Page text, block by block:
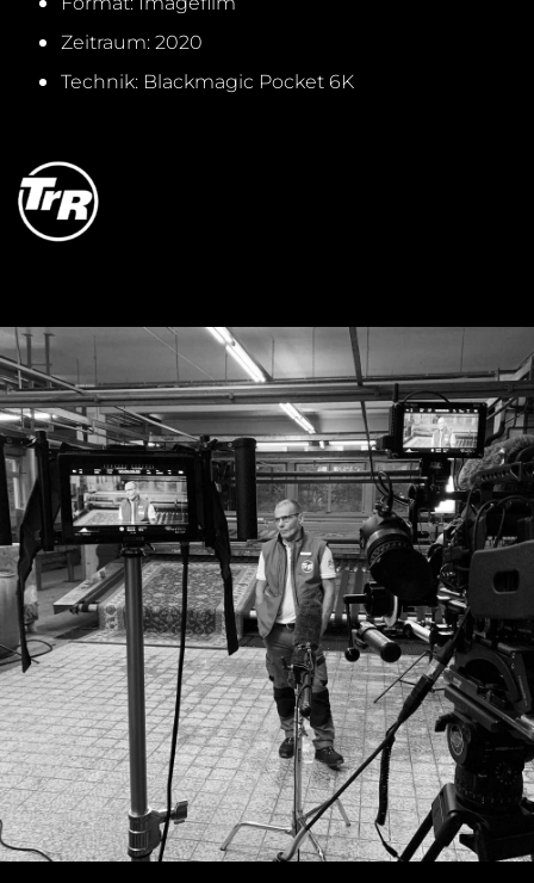
Zeitraum: 2020
Technik: Blackmagic Pocket 6K